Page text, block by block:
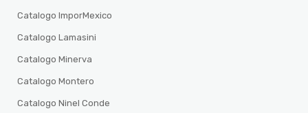
Catalogo ImporMexico
Catalogo Lamasini
Catalogo Minerva
Catalogo Montero
Catalogo Ninel Conde